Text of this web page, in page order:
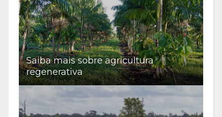
Saiba mais sobre agricultura
regenerativa